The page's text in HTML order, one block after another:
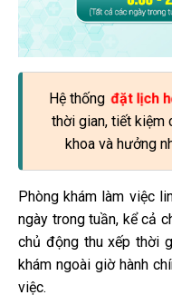
Hệ thống đặt lịch
thời gian, tiết kiệm
khoa và hưởng
Phòng khám làm việc
ngày trong tuần, kể cả
chủ động thu xếp thời
khám ngoài giờ hành
việc.